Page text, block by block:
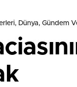
Dünya, Gündem